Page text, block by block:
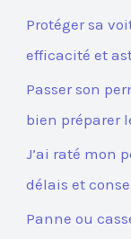
Protéger sa
efficacité et
Passer son
bien préparer
J’ai raté mon
délais et
Panne ou